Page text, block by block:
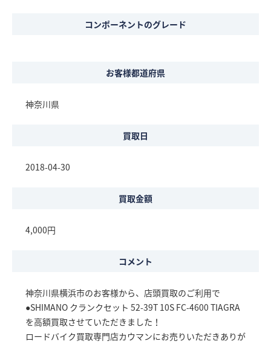
コンポーネントのグレード
お客様都道府県
神奈川県
買取日
2018-04-30
買取金額
4,000円
コメント
神奈川県横浜市のお客様から、店頭買取のご利用で
●SHIMANO クランクセット 52-39T 10S FC-4600 TIAGRA
を高額買取させていただきました！
ロードバイク買取専門店カウマンにお売りいただきありが